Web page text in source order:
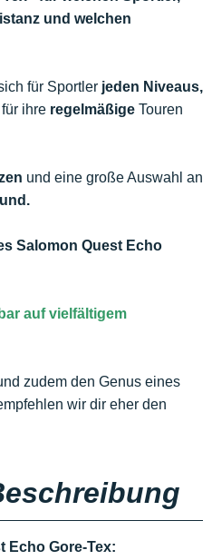
und welchen
für Sportler jeden Niveaus,
ihre regelmäßige Touren
und eine große Auswahl an
Salomon Quest Echo
auf vielfältigem
zudem den Genus eines
wir dir eher den
Echo Gore-Tex: